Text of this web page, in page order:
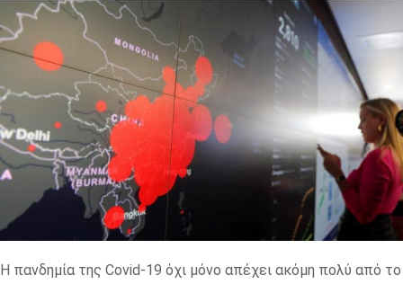
Η πανδημία της Covid-19 όχι μόνο απέχει ακόμη πολύ από το